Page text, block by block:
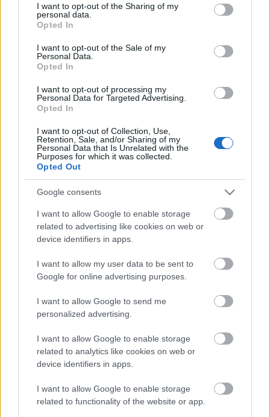
not limited to your visit or usage behaviour. You may click to
grant or deny consent to Google and its third-party tags to
use your data for below specified purposes in below Google
consent section.
I want to opt-out of the Sharing of my
personal data.
Opted In
I want to opt-out of the Sale of my
Personal Data.
Opted In
I want to opt-out of processing my
Personal Data for Targeted Advertising.
Opted In
I want to opt-out of Collection, Use,
Retention, Sale, and/or Sharing of my
Personal Data that Is Unrelated with the
Purposes for which it was collected.
Opted Out
Google consents
I want to allow Google to enable storage
related to advertising like cookies on web or
device identifiers in apps.
I want to allow my user data to be sent to
Google for online advertising purposes.
I want to allow Google to send me
personalized advertising.
I want to allow Google to enable storage
related to analytics like cookies on web or
device identifiers in apps.
I want to allow Google to enable storage
related to functionality of the website or app.
Remélemki lesz állítva, mert eszméletlen, hogy
mond elaz a néhány képe! Nála a természet és
az ember, nem választható el.
Címkék:ajánló fotók eye candy máté bence
kasza gábor
természetfotózás
Ajánlott bejegyzések:
Valódi vagy bálvány - Ön mit imád
Karácsonykor?
Szlovénia az alkotmányába írta az
ivóvízhez való jogot
Özönvíz előtt - Di Caprio
dokumentumfilje kapcsán beszélgettünk